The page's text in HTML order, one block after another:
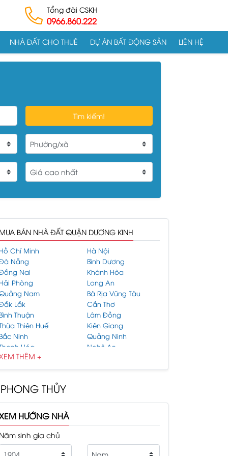
Tổng đài CSKH
0966.860.222
NHÀ ĐẤT CHO THUÊ DỰ ÁN BẤT ĐỘNG SẢN LIÊN HỆ
Tìm kiếm!
MUA BÁN NHÀ ĐẤT QUẬN DƯƠNG KINH
Hồ Chí Minh
Hà Nội
Nẵng
Bình Dương
Nai
Khánh Hòa
Hải Phòng
Long An
Nam
Bà Rịa Vũng Tàu
Lắk
Cần Thơ
Bình Thuận
Lâm Đồng
Thiên Huế
Kiên Giang
Bắc Ninh
Quảng Ninh
Hóa
Nghệ An
Dương
Phước
Hưng Yên
Thái Bình
Phúc
Nguyên
Nam Định
Bến Tre
Đắk Nông
Cà Mau
Vĩnh Long
THÊM +
PHONG THỦY
HƯỚNG NHÀ
Năm sinh gia chủ